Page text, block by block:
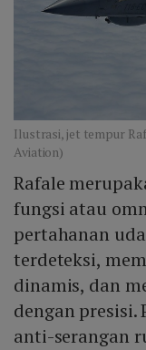
Ilustrasi, jet tempur
Aviation)
Rafale
fungsi atau
pertahanan
terdeteksi,
dinamis, dan
dengan presisi.
anti-serangan